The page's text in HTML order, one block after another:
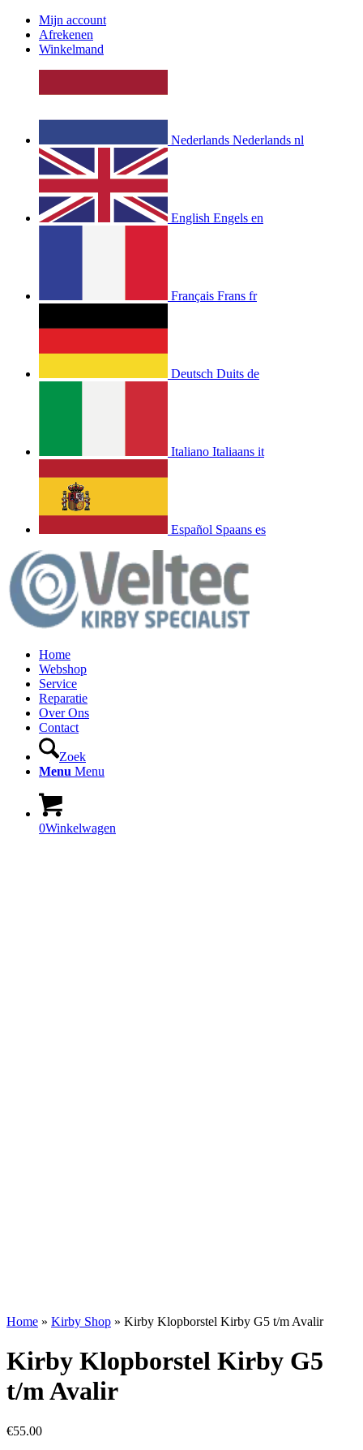
Mijn account
Afrekenen
Winkelmand
Nederlands Nederlands nl
English Engels en
Français Frans fr
Deutsch Duits de
Italiano Italiaans it
Español Spaans es
Home
Webshop
Service
Reparatie
Over Ons
Contact
Zoek
Menu Menu
0Winkelwagen
Home » Kirby Shop » Kirby Klopborstel Kirby G5 t/m Avalir
Kirby Klopborstel Kirby G5
t/m Avalir
€55.00